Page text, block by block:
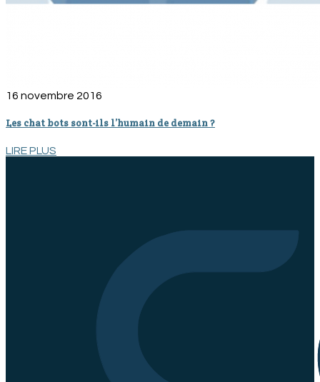
16 novembre 2016
Les chat bots sont-ils l’humain de demain ?
LIRE PLUS